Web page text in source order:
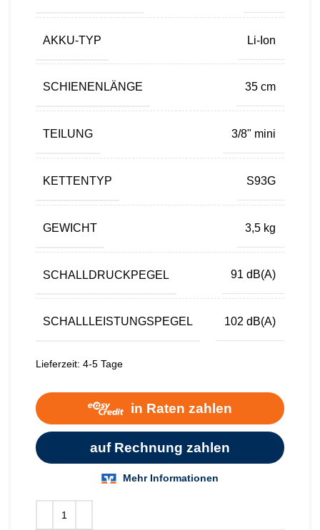
AKKU-TYP Li-Ion
SCHIENENLÄNGE 35 cm
TEILUNG 3/8" mini
KETTENTYP S93G
GEWICHT 3,5 kg
SCHALLDRUCKPEGEL 91 dB(A)
SCHALLLEISTUNGSPEGEL 102 dB(A)
Lieferzeit: 4-5 Tage